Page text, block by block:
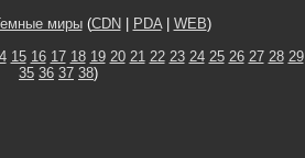
миры(CDN PDA| WEB)
15 16 17 18 19 20 21 22 23 24 25 26 27 28 29
35 36 37 38)